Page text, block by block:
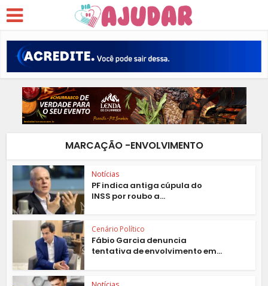
MARCAÇÃO -ENVOLVIMENTO
Notícias
PF indica antiga cúpula do
INSS por roubo a...
Cenário Político
Fábio Garcia denuncia
tentativa de envolvimento em...